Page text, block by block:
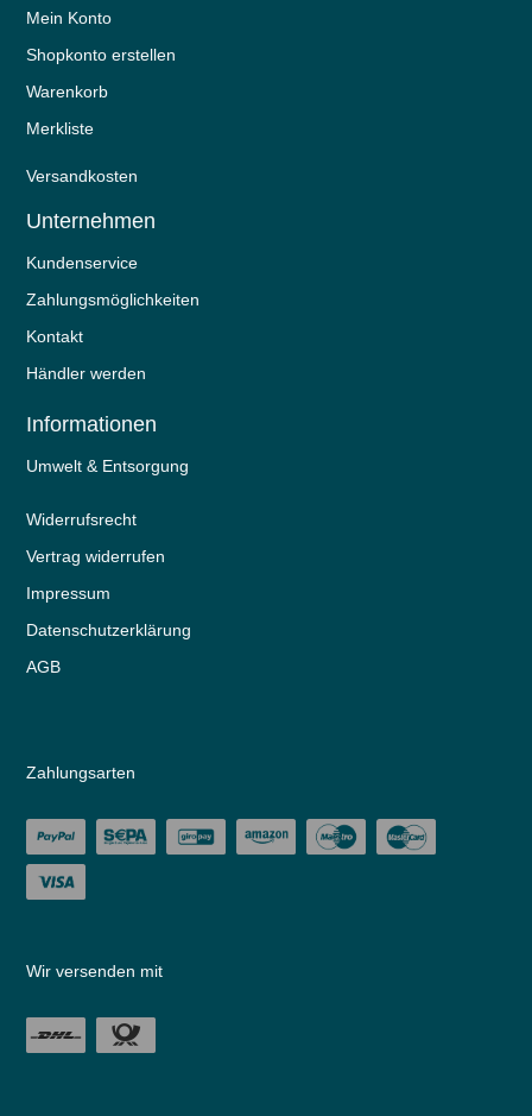
Mein Konto
Shopkonto erstellen
Warenkorb
Merkliste
Versandkosten
Unternehmen
Kundenservice
Zahlungsmöglichkeiten
Kontakt
Händler werden
Informationen
Umwelt & Entsorgung
Widerrufs­recht
Vertrag widerrufen
Impressum
Daten­schutz­erklärung
AGB
Zahlungsarten
Wir versenden mit